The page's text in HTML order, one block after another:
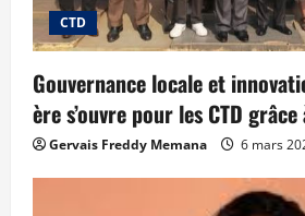
CTD
Gouvernance locale et
ère s’ouvre pour les CTD grâce
Gervais Freddy Memana 6 mars